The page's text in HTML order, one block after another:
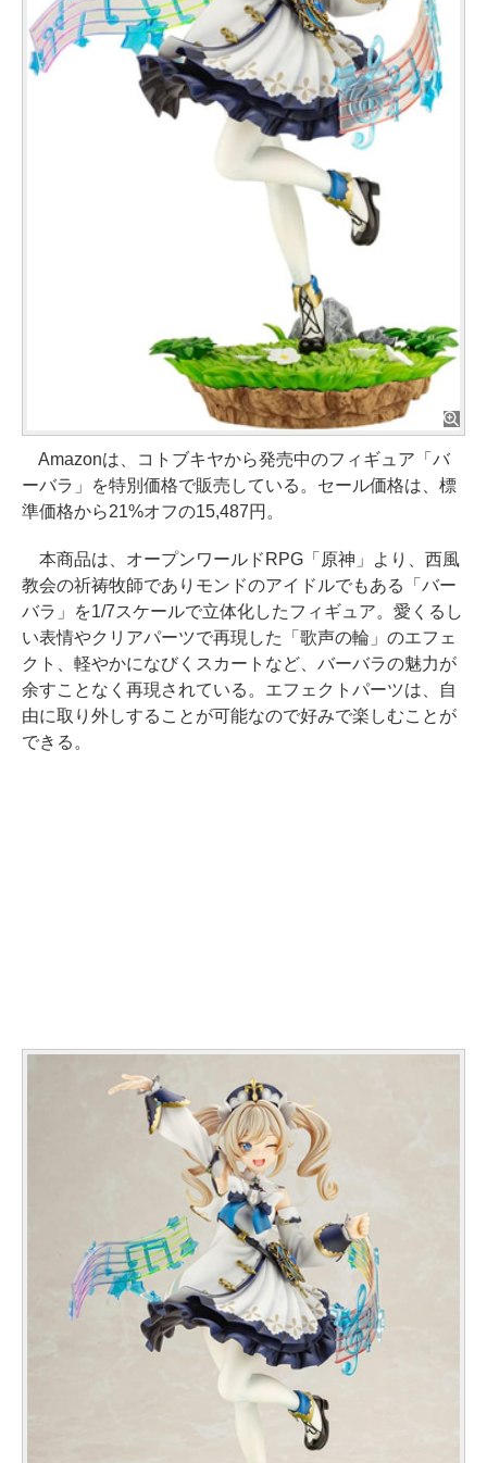
Amazonは、コトブキヤから発売中のフィギュア「バ
ーバラ」を特別価格で販売している。セール価格は、標
準価格から21%オフの15,487円。
本商品は、オープンワールドRPG「原神」より、西風
教会の祈祷牧師でありモンドのアイドルでもある「バー
バラ」を1/7スケールで立体化したフィギュア。愛くるし
い表情やクリアパーツで再現した「歌声の輪」のエフェ
クト、軽やかになびくスカートなど、バーバラの魅力が
余すことなく再現されている。エフェクトパーツは、自
由に取り外しすることが可能なので好みで楽しむことが
できる。